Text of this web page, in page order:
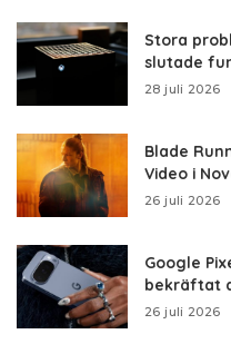
Stora
slutade
28 juli 2026
Blade
Video i
26 juli 2026
Google
bekräftat
26 juli 2026